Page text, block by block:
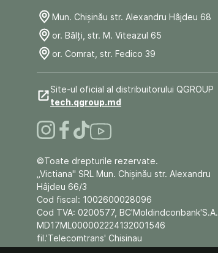
Mun. Chişinău str. Alexandru Hâjdeu 68
or. Bălți, str. M. Viteazul 65
or. Comrat, str. Fedico 39
Site-ul oficial al distribuitorului QGROUP
tech.qgroup.md
©Toate drepturile rezervate.
„Victiana" SRL Mun. Chişinău str. Alexandru
Hâjdeu 66/3
Cod fiscal: 1002600028096
Cod TVA: 0200577, BC'Moldindconbank'S.A.,
MD17ML000002224132001546
fil.'Telecomtrans' Chisinau